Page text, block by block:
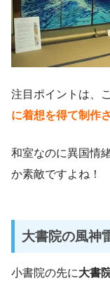
注目ポイントは、
に着想を得て制作
和室なのに異国情
か素敵ですよね！
大書院の風神
小書院の先に大書